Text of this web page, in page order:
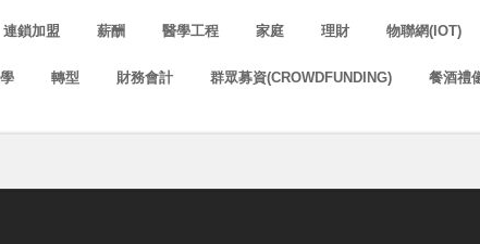
連鎖加盟 薪酬 醫學工程 家庭 理財 物聯網(IOT)
轉型 財務會計 群眾募資(CROWDFUNDING) 餐酒禮